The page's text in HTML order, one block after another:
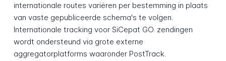
internationale routes variëren per bestemming in plaats
van vaste gepubliceerde schema's te volgen.
Internationale tracking voor SiCepat GO. zendingen
wordt ondersteund via grote externe
aggregatorplatforms waaronder PostTrack.